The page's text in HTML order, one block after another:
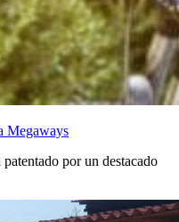
Megaways
por un destacado